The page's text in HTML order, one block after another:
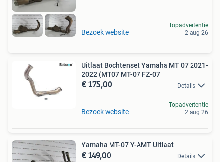
Bezoek website
Topadvertentie
2 aug 26
Uitlaat Bochtenset Yamaha MT 07 2021-
2022 (MT07 MT-07 FZ-07
€ 175,00 Details
Bezoek website
Topadvertentie
2 aug 26
Yamaha MT-07 Y-AMT Uitlaat
€ 149,00 Details